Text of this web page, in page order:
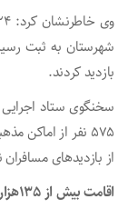
بازدید کردند.
۵۷۵ نفر از
از بازدیدهای مسافران نوروزی
اقامت بیش از ۱۳۵هزار نفر – شب در اقامتگاه‌های گرگان